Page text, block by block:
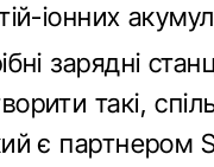
іонних
зарядні
такі,
є партнером